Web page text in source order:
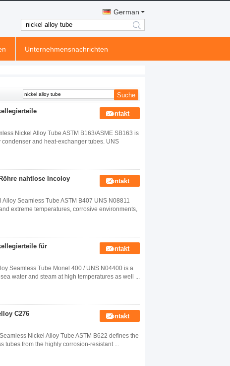
German
search
Unternehmensnachrichten
Kontakt
Nickel Alloy Tube ASTM B163/ASME SB163 is
and heat-exchanger tubes. UNS
nahtlose Incoloy
Kontakt
Seamless Tube ASTM B407 UNS N08811
extreme temperatures, corrosive environments,
für
Kontakt
Seamless Tube Monel 400 / UNS N04400 is a
water and steam at high temperatures as well ...
C276
Kontakt
Nickel Alloy Tube ASTM B622 defines the
tubes from the highly corrosion-resistant ...